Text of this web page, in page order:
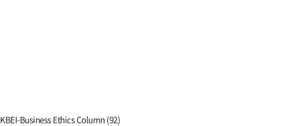
KBEI-Business Ethics Column (92)